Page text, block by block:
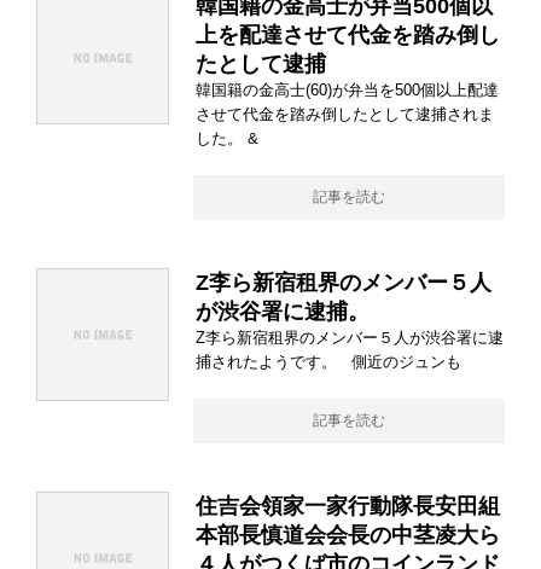
韓国籍の金高士が弁当500個以
上を配達させて代金を踏み倒し
たとして逮捕
韓国籍の金高士(60)が弁当を500個以上配達
させて代金を踏み倒したとして逮捕されま
した。 &
記事を読む
Z李ら新宿租界のメンバー５人
が渋谷署に逮捕。
Z李ら新宿租界のメンバー５人が渋谷署に逮
捕されたようです。 側近のジュンも
記事を読む
住吉会領家一家行動隊長安田組
本部長慎道会会長の中茎凌大ら
４人がつくば市のコインランド